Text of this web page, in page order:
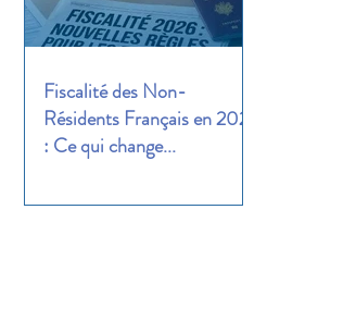
Fiscalité des Non-
Résidents Français en 2026
: Ce qui change...